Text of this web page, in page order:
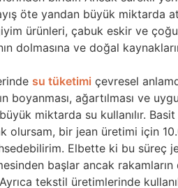
öte yandan büyük miktarda
ürünleri, çabuk eskir ve çoğu
dolmasına ve doğal
su tüketimi çevresel
boyanması, ağartılması ve
miktarda su kullanılır.
olursam, bir jean üretimi için
Elbette ki bu süreç
başlar ancak
tekstil üretimlerinde